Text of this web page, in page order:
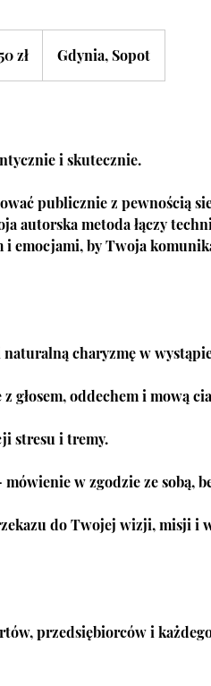
zł Gdynia, Sopot
i skutecznie.
publicznie z pewnością
autorska metoda łączy
i emocjami, by Twoja
naturalną charyzmę w
głosem, oddechem i mową
stresu i tremy.
w zgodzie ze sobą,
do Twojej wizji, misji i
przedsiębiorców i